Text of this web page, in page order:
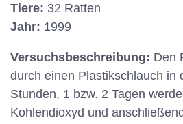
Tiere: 32 Ratten
Jahr: 1999
Versuchsbeschreibung: Den
durch einen Plastikschlauch in
Stunden, 1 bzw. 2 Tagen
Kohlendioxyd und